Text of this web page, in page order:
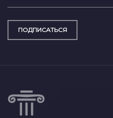
ПОДПИСАТЬСЯ